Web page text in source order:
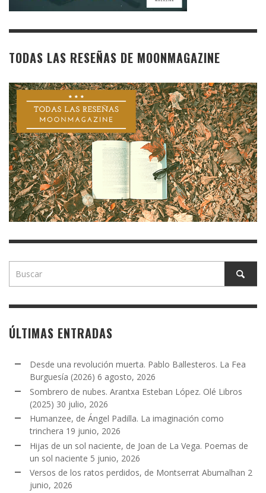
TODAS LAS RESEÑAS DE MOONMAGAZINE
ÚLTIMAS ENTRADAS
Desde una revolución muerta. Pablo Ballesteros. La Fea
Burguesía (2026) 6 agosto, 2026
Sombrero de nubes. Arantxa Esteban López. Olé Libros
(2025) 30 julio, 2026
Humanzee, de Ángel Padilla. La imaginación como
trinchera 19 junio, 2026
Hijas de un sol naciente, de Joan de La Vega. Poemas de
un sol naciente 5 junio, 2026
Versos de los ratos perdidos, de Montserrat Abumalhan 2
junio, 2026